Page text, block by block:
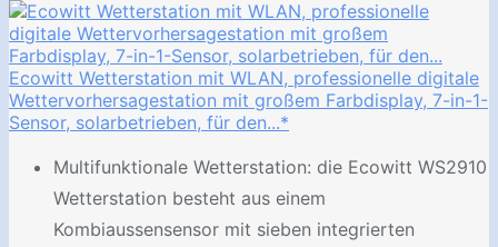
Ecowitt Wetterstation mit WLAN, professionelle digitale
Wettervorhersagestation mit großem Farbdisplay, 7-in-1-
Sensor, solarbetrieben, für den...*
Multifunktionale Wetterstation: die Ecowitt WS2910
Wetterstation besteht aus einem
Kombiaussensensor mit sieben integrierten